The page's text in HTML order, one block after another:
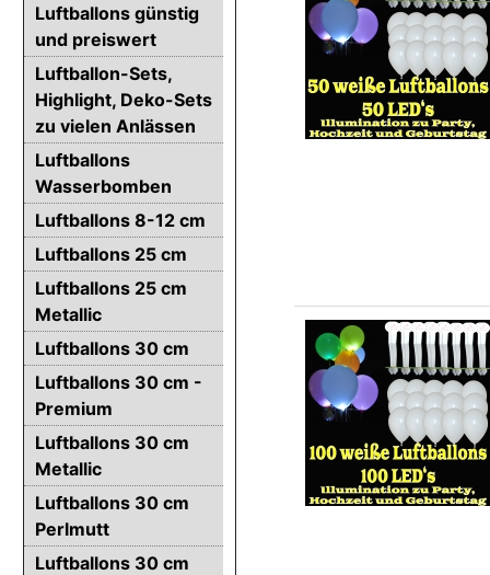
Luftballons günstig
und preiswert
Luftballon-Sets,
Highlight, Deko-Sets
zu vielen Anlässen
Luftballons
Wasserbomben
Luftballons 8-12 cm
Luftballons 25 cm
Luftballons 25 cm
Metallic
Luftballons 30 cm
Luftballons 30 cm -
Premium
Luftballons 30 cm
Metallic
Luftballons 30 cm
Perlmutt
Luftballons 30 cm